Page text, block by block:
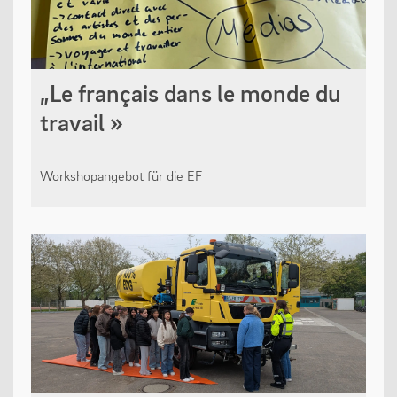
„Le français dans le monde du
travail »
Workshopangebot für die EF